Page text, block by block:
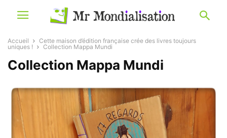
Accueil
Cette maison d’édition française crée des livres toujours
uniques !
Collection Mappa Mundi
Collection Mappa Mundi